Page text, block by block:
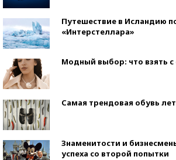
Путешествие в Исландию
«Интерстеллара»
Модный выбор: что взять с
Самая трендовая обувь
Знаменитости и
успеха со второй попытки